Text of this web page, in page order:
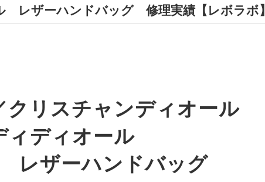
レザーハンドバッグ 修理実績【レボラボ】
リスチャンディオール
ィディオール
レザーハンドバッグ